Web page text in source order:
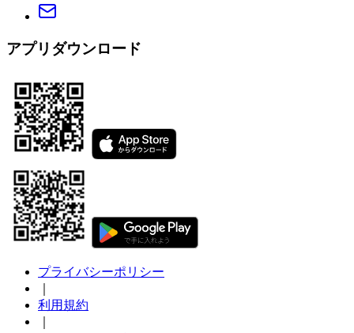
アプリダウンロード
プライバシーポリシー
利用規約